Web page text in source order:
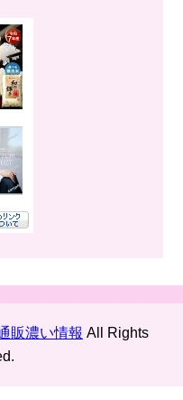
販濃い情報 All Rights